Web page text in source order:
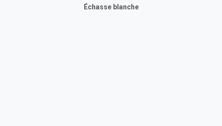
Échasse blanche